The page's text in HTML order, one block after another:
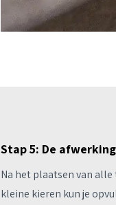
Stap 5: De afwerking
Na het plaatsen van
kleine kieren kun je